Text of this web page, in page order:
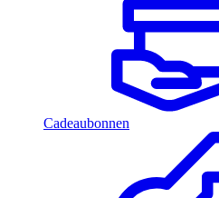
Cadeaubonnen